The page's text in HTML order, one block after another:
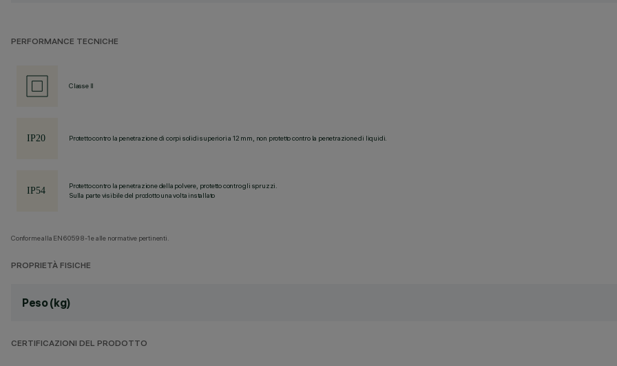
PERFORMANCE TECNICHE
Classe II
Protetto contro la penetrazione di corpi solidi superiori a 12 mm, non protetto contro la penetrazione di liquidi.
Protetto contro la penetrazione della polvere, protetto contro gli spruzzi.
Sulla parte visibile del prodotto una volta installato
Conforme alla EN60598-1 e alle normative pertinenti.
PROPRIETÀ FISICHE
Peso (kg)
CERTIFICAZIONI DEL PRODOTTO